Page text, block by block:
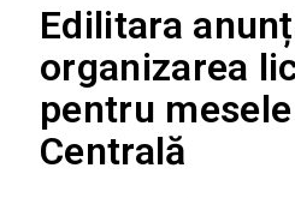
Edilitara
organizarea
pentru
Centrală